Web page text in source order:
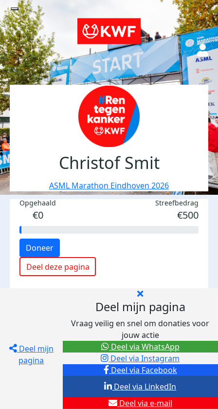
Christof Smit
ASML Marathon Eindhoven 2026
Opgehaald
€0
Streefbedrag
€500
Doneer
Deel deze pagina
Deel mijn
pagina
Deel mijn pagina
Vraag veilig en snel om donaties voor
jouw actie
Deel via Facebook
Deel via Instagram
Deel via e-mail
Deel via LinkedIn
Deel via WhatsApp